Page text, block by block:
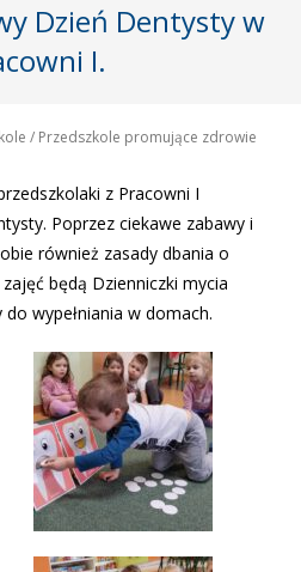
Dzień Dentysty w
I.
/ Przedszkole promujące zdrowie
z Pracowni I
Poprzez ciekawe zabawy i
również zasady dbania o
będą Dzienniczki mycia
wypełniania w domach.